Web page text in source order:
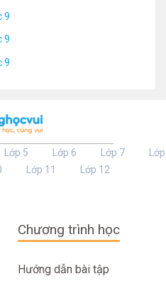
9
9
9
Lớp 5 Lớp 6 Lớp 7
Lớp
Lớp 11 Lớp 12
Chương trình học
Hướng dẫn bài tập